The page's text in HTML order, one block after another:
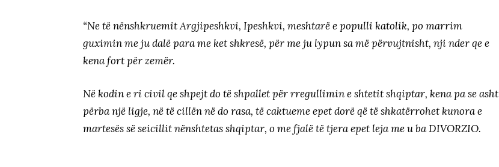
“Ne të nënshkruemit Argjipeshkvi, Ipeshkvi, meshtarë e populli katolik, po marrim
guximin me ju dalë para me ket shkresë, për me ju lypun sa më përvujtnisht, nji nder qe e
kena fort për zemër.
Në kodin e ri civil qe shpejt do të shpallet për rregullimin e shtetit shqiptar, kena pa se asht
përba një ligje, në të cillën në do rasa, të caktueme epet dorë që të shkatërrohet kunora e
martesës së seicillit nënshtetas shqiptar, o me fjalë të tjera epet leja me u ba DIVORZIO.